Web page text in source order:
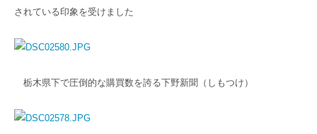
されている印象を受けました
栃木県下で圧倒的な購買数を誇る下野新聞（しもつけ）